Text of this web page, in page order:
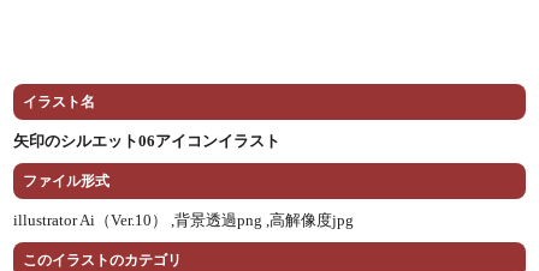
イラスト名
矢印のシルエット06アイコンイラスト
ファイル形式
illustrator Ai（Ver.10） ,背景透過png ,高解像度jpg
このイラストのカテゴリ